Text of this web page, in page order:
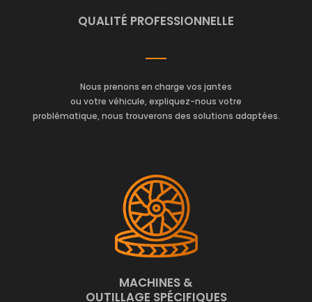
QUALITÉ PROFESSIONNELLE
Nous prenons en charge vos jantes
ou votre véhicule, expliquez-nous votre
problématique, nous trouverons des solutions adaptées.
MACHINES &
OUTILLAGE SPÉCIFIQUES